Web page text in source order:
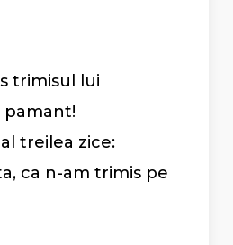
trimisul lui
treilea zice:
ca n-am trimis pe